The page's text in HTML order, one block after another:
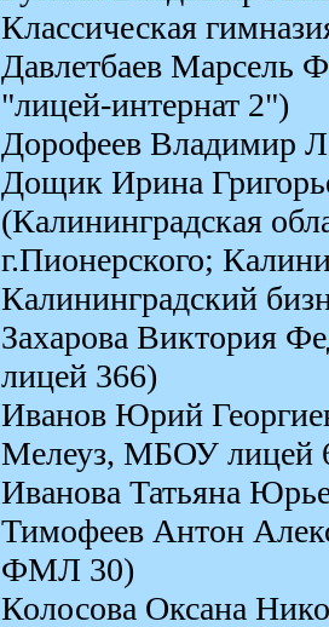
Классическая
Давлетбаев Марсель
"лицей-интернат 2")
Дорофеев Владимир
Дощик Ирина
(Калининградская
г.Пионерского;
Калининградский
Захарова Виктория
лицей 366)
Иванов Юрий
Мелеуз, МБОУ лицей
Иванова Татьяна
Тимофеев Антон
ФМЛ 30)
Колосова Оксана